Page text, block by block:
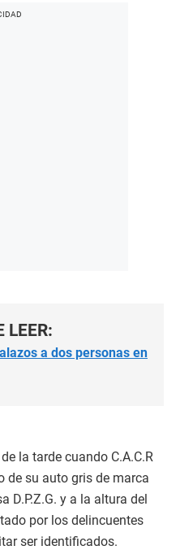
LEER:
a dos personas en
la tarde cuando C.A.C.R
de su auto gris de marca
D.P.Z.G. y a la altura del
por los delincuentes
ser identificados.